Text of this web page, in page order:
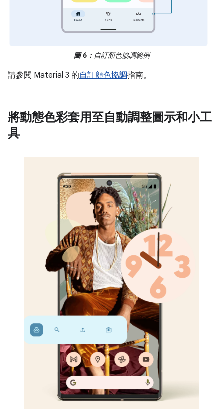
圖 6： 自訂顏色協調範例
請參閱 Material 3 的自訂顏色協調指南。
將動態色彩套用至自動調整圖示和小工
具